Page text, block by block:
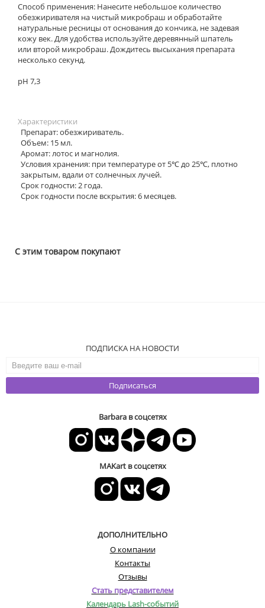
Способ применения: Нанесите небольшое количество
обезжиривателя на чистый микробраш и обработайте
натуральные ресницы от основания до кончика, не задевая
кожу век. Для удобства используйте деревянный шпатель
или второй микробраш. Дождитесь высыхания препарата
несколько секунд.
рH 7,3
Характеристики
Препарат: обезжириватель.
Объем: 15 мл.
Аромат: лотос и магнолия.
Условия хранения: при температуре от 5℃ до 25℃, плотно
закрытым, вдали от солнечных лучей.
Срок годности: 2 года.
Срок годности после вскрытия: 6 месяцев.
С этим товаром покупают
ПОДПИСКА НА НОВОСТИ
Подписаться
Barbara в соцсетях
MAKart в соцсетях
ДОПОЛНИТЕЛЬНО
О компании
Контакты
Отзывы
Стать представителем
Календарь Lash-событий